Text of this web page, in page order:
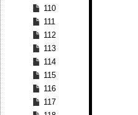
110
111
112
113
114
115
116
117